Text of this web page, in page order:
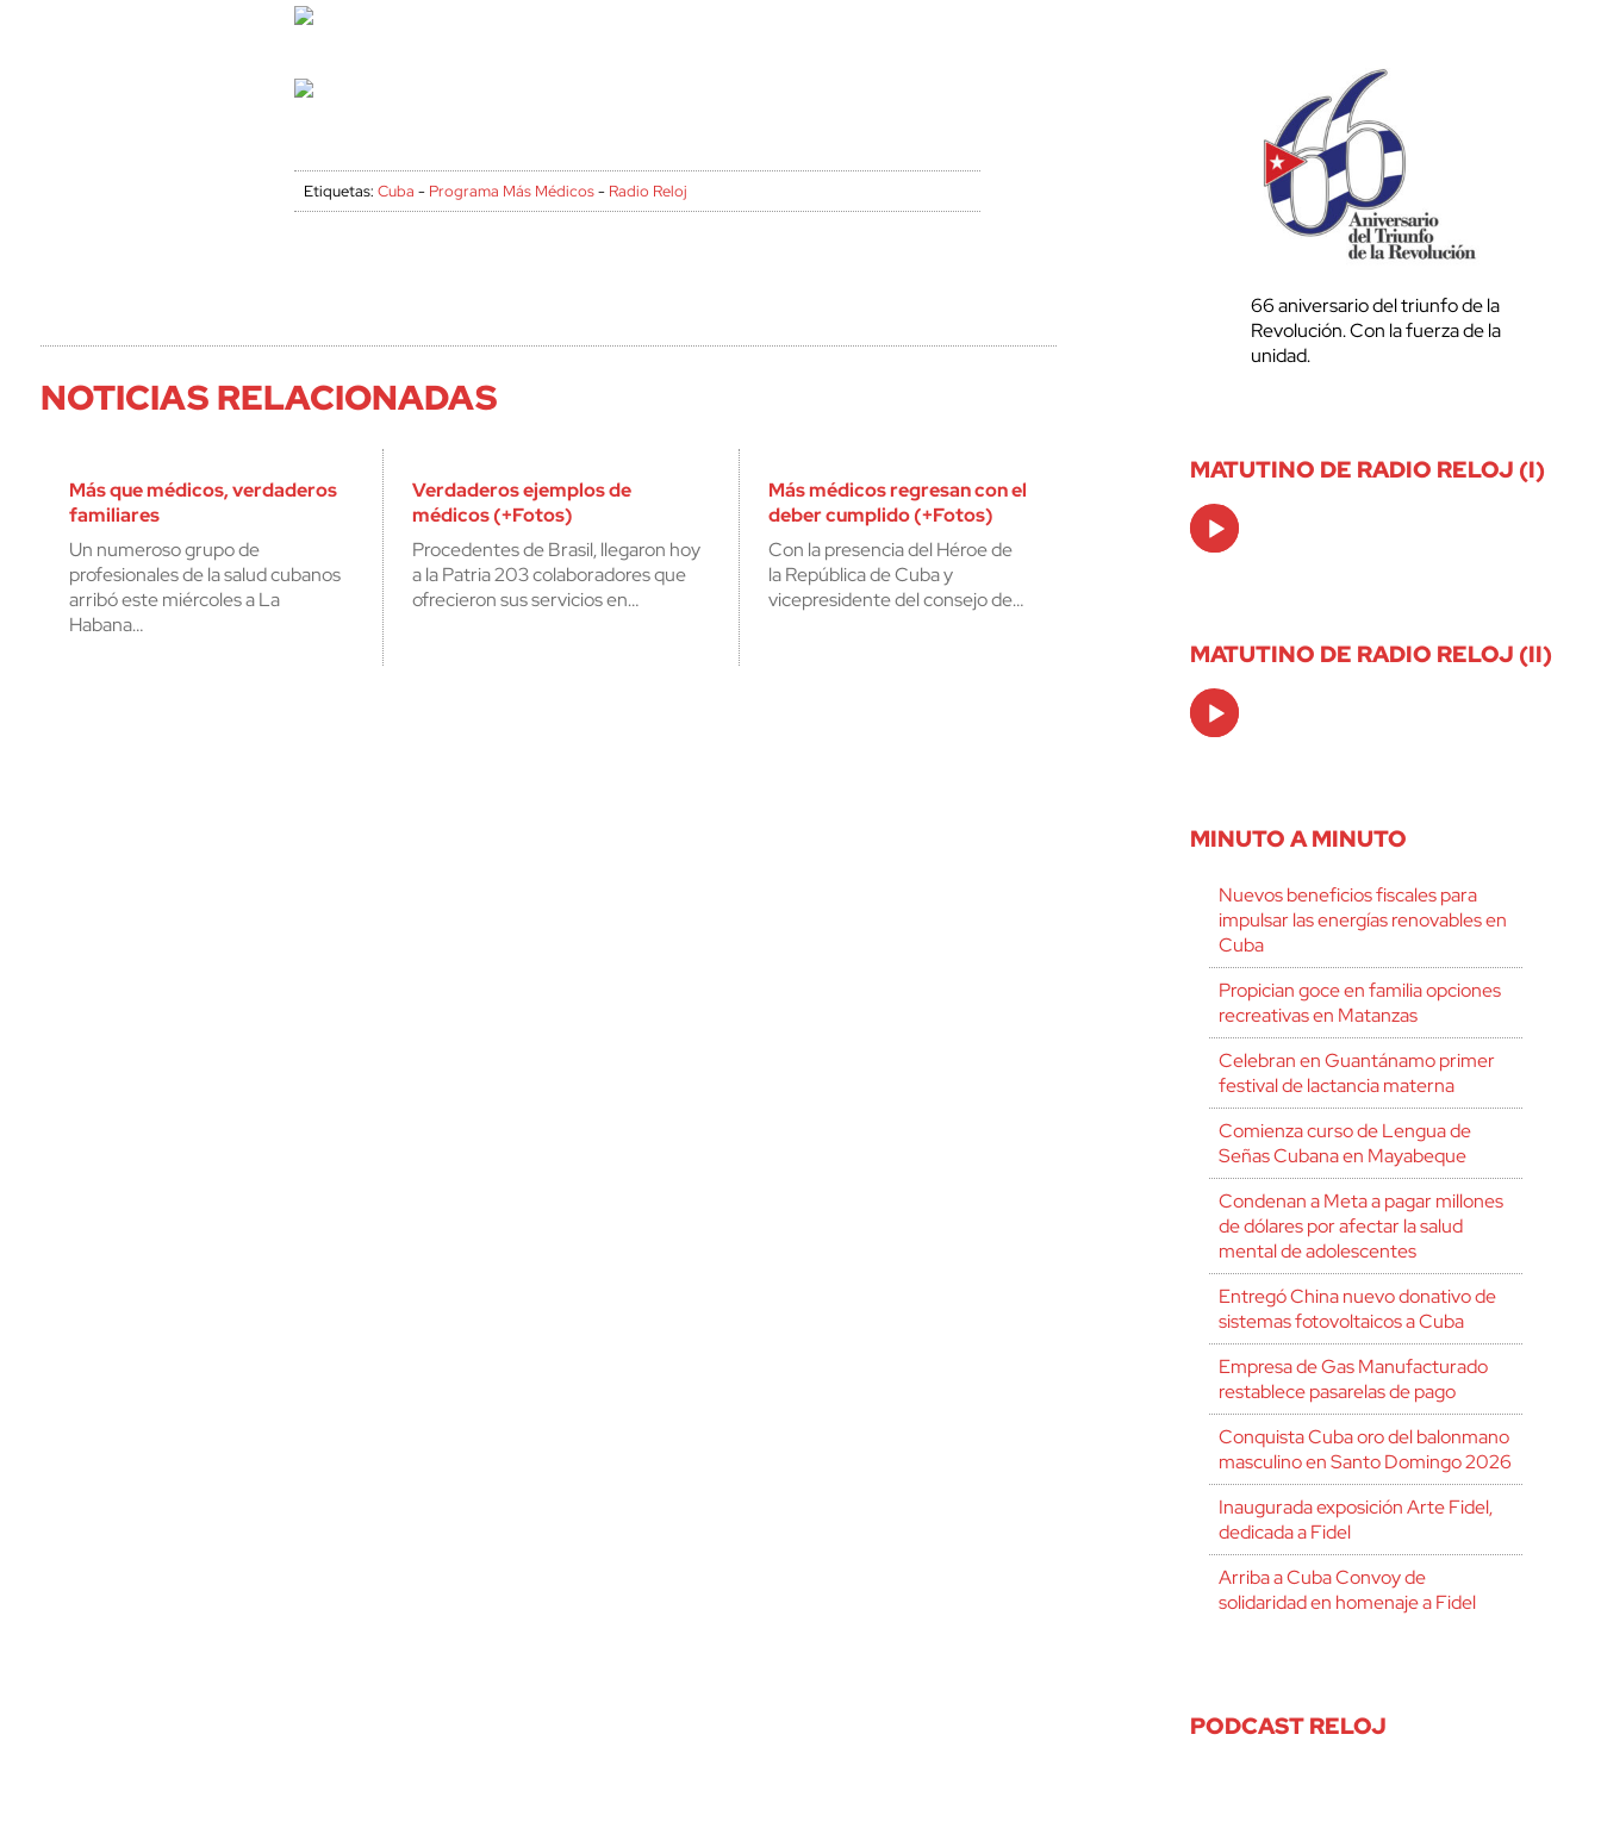
Etiquetas:Cuba - Programa Más Médicos- Radio Reloj
NOTICIAS RELACIONADAS
Más que médicos, verdaderos
familiares
Un numeroso grupo de
profesionales de la salud cubanos
arribó este miércoles a La
Habana…
Verdaderos ejemplos de
médicos (+Fotos)
Procedentes de Brasil, llegaron hoy
a la Patria 203 colaboradores que
ofrecieron sus servicios en…
Más médicos regresan con el
deber cumplido (+Fotos)
Con la presencia del Héroe de
la República de Cuba y
vicepresidente del consejo de…
66 aniversario del triunfo de la
Revolución. Con la fuerza de la
unidad.
MATUTINO DE RADIO RELOJ (I)
Audio
Player
MATUTINO DE RADIO RELOJ (II)
Audio
Player
MINUTO A MINUTO
Nuevos beneficios fiscales para
impulsar las energías renovables en
Cuba
Propician goce en familia opciones
recreativas en Matanzas
Celebran en Guantánamo primer
festival de lactancia materna
Comienza curso de Lengua de
Señas Cubana en Mayabeque
Condenan a Meta a pagar millones
de dólares por afectar la salud
mental de adolescentes
Entregó China nuevo donativo de
sistemas fotovoltaicos a Cuba
Empresa de Gas Manufacturado
restablece pasarelas de pago
Conquista Cuba oro del balonmano
masculino en Santo Domingo 2026
Inaugurada exposición Arte Fidel,
dedicada a Fidel
Arriba a Cuba Convoy de
solidaridad en homenaje a Fidel
PODCAST RELOJ